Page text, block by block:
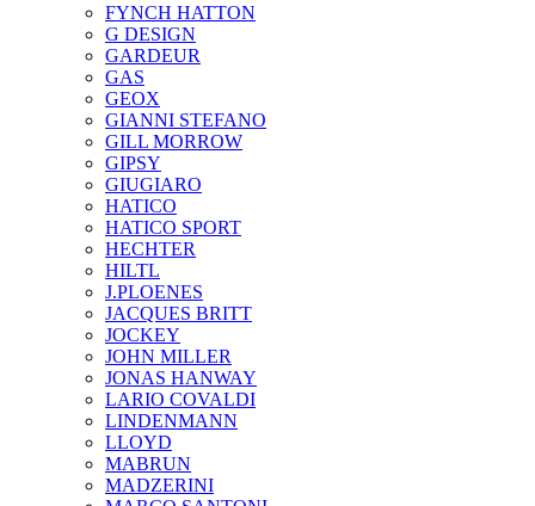
FYNCH HATTON
G DESIGN
GARDEUR
GAS
GEOX
GIANNI STEFANO
GILL MORROW
GIPSY
GIUGIARO
HATICO
HATICO SPORT
HECHTER
HILTL
J.PLOENES
JAСQUES BRITT
JOCKEY
JOHN MILLER
JONAS HANWAY
LARIO COVALDI
LINDENMANN
LLOYD
MABRUN
MADZERINI